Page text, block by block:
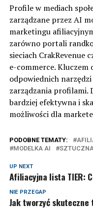
Profile w mediach
zarządzane przez AI
marketingu
zarówno portali
sieciach CrakRevenue
e-commerce. Kluczem
odpowiednich
zarządzania profilami.
bardziej efektywna i
możliwości dla
PODOBNE TEMATY:
MODELKA AI
UP NEXT
Afiliacyjna lista TIER:
NIE PRZEGAP
Jak tworzyć